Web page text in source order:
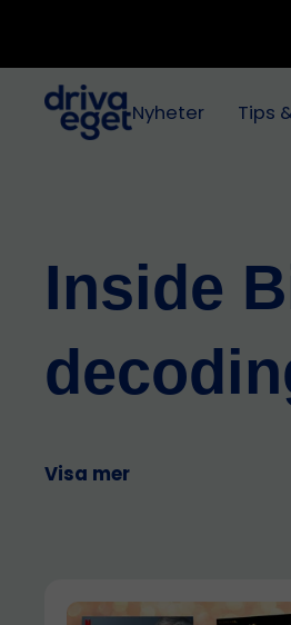
Nyheter Tips
Inside
Visa mer